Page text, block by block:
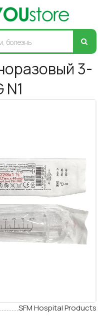
3-
SFM Hospital Products